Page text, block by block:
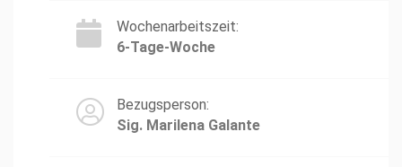
Wochenarbeitszeit:
6-Tage-Woche
Bezugsperson:
Sig. Marilena Galante